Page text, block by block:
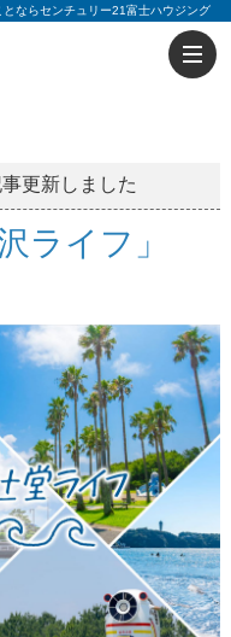
ならセンチュリー21富士ハウジング
更新しました
ライフ」